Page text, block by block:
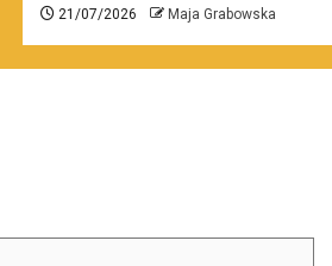
21/07/2026 Maja Grabowska